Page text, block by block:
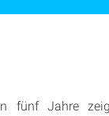
fünf Jahre